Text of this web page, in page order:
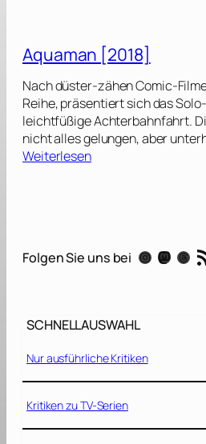
a
n
:
L
o
n
m
2
3
]
Aquaman [2018]
Nach düster-zähen Comic-
Reihe, präsentiert sich das
leichtfüßige Achterbahnfahrt.
nicht alles gelungen, aber
Weiterlesen:
a
0
8
]
Folgen Sie uns bei Instagram Mastodon Threads RSS-Feed
SCHNELLAUSWAHL
Nur ausführliche Kritiken
Kritiken zu TV-Serien